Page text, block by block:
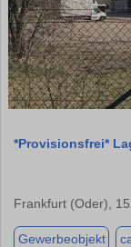
*Provisionsfrei*
Frankfurt (Oder),
Gewerbeobjekt